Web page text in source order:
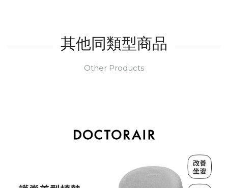
其他同類型商品
Other Products